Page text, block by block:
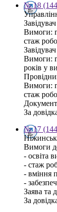
№ 18
Вимоги:
стаж
Вимоги:
років у
Вимоги:
стаж
За
№ 17
Вимоги
- освіта
- стаж
- вміння
-
Заява та
За